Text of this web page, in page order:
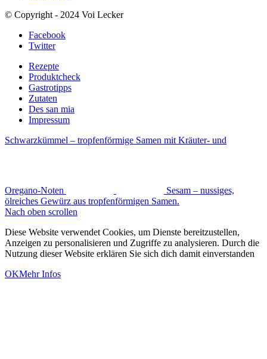
© Copyright - 2024 Voi Lecker
Facebook
Twitter
Rezepte
Produktcheck
Gastrotipps
Zutaten
Des san mia
Impressum
Schwarzkümmel – tropfenförmige Samen mit Kräuter- und
Oregano-Noten
Sesam – nussiges,
ölreiches Gewürz aus tropfenförmigen Samen.
Nach oben scrollen
Diese Website verwendet Cookies, um Dienste bereitzustellen,
Anzeigen zu personalisieren und Zugriffe zu analysieren. Durch die
Nutzung dieser Website erklären Sie sich dich damit einverstanden
OKMehr Infos